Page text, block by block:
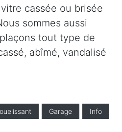
cassée ou brisée
sommes aussi
tout type de
abîmé, vandalisé
Garage Info